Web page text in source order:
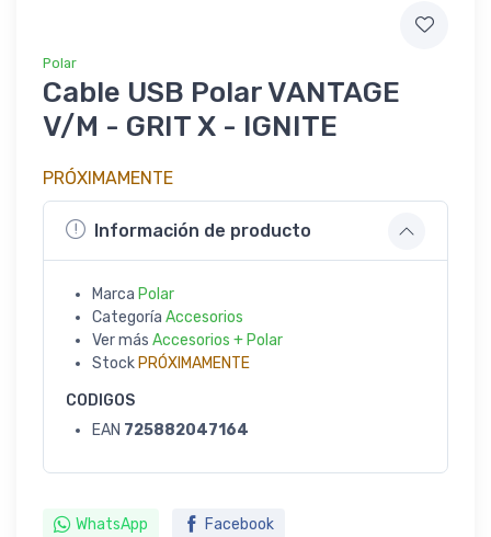
Polar
Cable USB Polar VANTAGE
V/M - GRIT X - IGNITE
PRÓXIMAMENTE
Información de producto
Marca Polar
Categoría Accesorios
Ver más Accesorios + Polar
Stock PRÓXIMAMENTE
CODIGOS
EAN 725882047164
WhatsApp Facebook